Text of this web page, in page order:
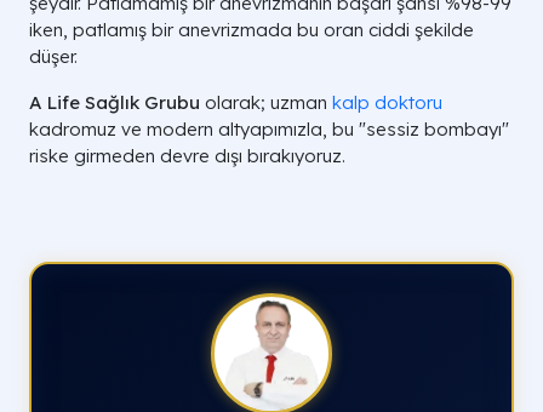
iken, patlamış bir anevrizmada bu oran ciddi şekilde
düşer.
A Life Sağlık Grubu olarak; uzman kalp doktoru
kadromuz ve modern altyapımızla, bu "sessiz bombayı"
riske girmeden devre dışı bırakıyoruz.